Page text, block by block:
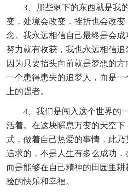
3、那些剩下的东西就是我的
变，处境会改变，挫折也会改
念。我永远相信自己最终是会
努力就有收获，我也永远相信追
因为只要抬头向前就是梦想的
一个患得患失的追梦人，而是
上的强者。
4、我们是闯入这个世界的一
活着。在这块瞬息万变的天空
式，做着自己热爱的事情，此
追求的，不是人生有多么成功，
而是能够在自己精神的田园里
验的快乐和幸福。